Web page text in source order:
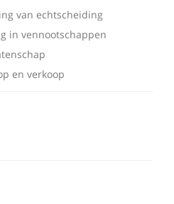
van echtscheiding
in vennootschappen
en verkoop